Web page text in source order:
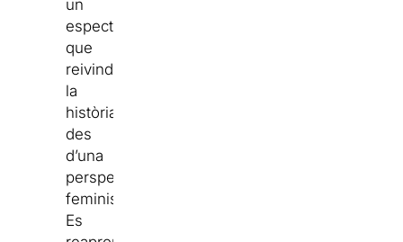
un
espectacle
que
reivindica
la
història
des
d’una
perspectiva
feminista.
Es